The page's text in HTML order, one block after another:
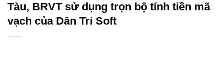
Tàu, BRVT sử dụng trọn bộ tính tiền mã
vạch của Dân Trí Soft